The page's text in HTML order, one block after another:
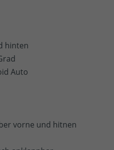
hinten
Auto
vorne und hitnen